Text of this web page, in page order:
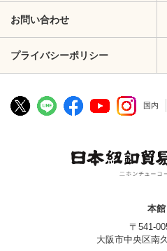
お問い合わせ
プライバシーポリシー
国内
本館
〒541-
大阪市中央区南